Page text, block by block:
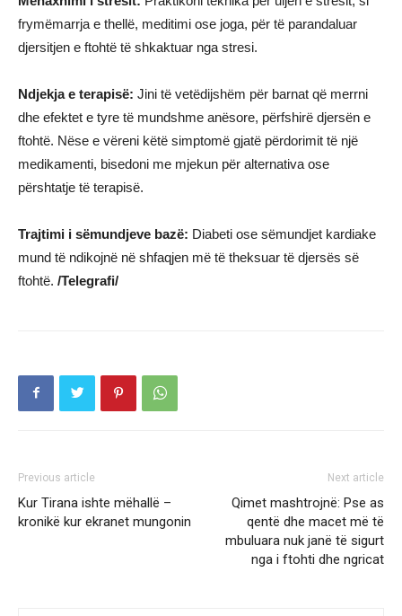
frymëmarrja e thellë, meditimi ose joga, për të parandaluar
djersitjen e ftohtë të shkaktuar nga stresi.
Ndjekja e terapisë: Jini të vetëdijshëm për barnat që merrni
dhe efektet e tyre të mundshme anësore, përfshirë djersën e
ftohtë. Nëse e vëreni këtë simptomë gjatë përdorimit të një
medikamenti, bisedoni me mjekun për alternativa ose
përshtatje të terapisë.
Trajtimi i sëmundjeve bazë: Diabeti ose sëmundjet kardiake
mund të ndikojnë në shfaqjen më të theksuar të djersës së
ftohtë. /Telegrafi/
Previous article
Kur Tirana ishte mëhallë –
kronikë kur ekranet mungonin
Next article
Qimet mashtrojnë: Pse as
qentë dhe macet më të
mbuluara nuk janë të sigurt
nga i ftohti dhe ngricat